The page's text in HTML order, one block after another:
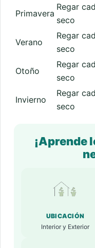
Primavera
Regar
seco
Verano
Regar
seco
Otoño
Regar
seco
Invierno
Regar
seco
¡Aprende
UBICACIÓN
Interior y Exterior